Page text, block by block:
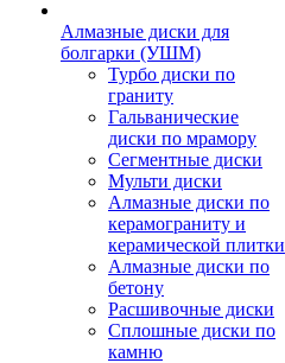
Алмазные диски для
болгарки (УШМ)
Турбо диски по
граниту
Гальванические
диски по мрамору
Сегментные диски
Мульти диски
Алмазные диски по
керамограниту и
керамической плитки
Алмазные диски по
бетону
Расшивочные диски
Сплошные диски по
камню